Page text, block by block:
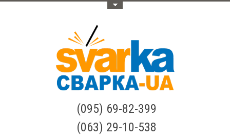
(095) 69-82-399
(063) 29-10-538